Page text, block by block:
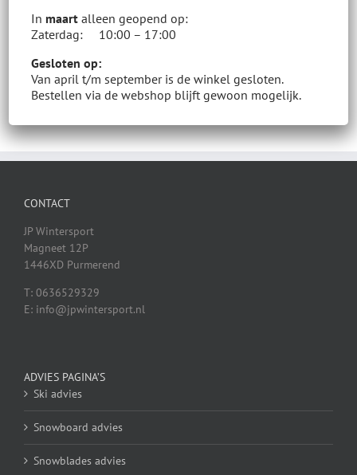
In de winkel hebben wij een vele malen groter aanbod.
Ons aanbod wisselt met de dag. Kom gerust eens langs.
CONTACT
JP Wintersport
Magneet 12P
1446XD Purmerend
T: 0636529329
E: info@jpwintersport.nl
ADVIES PAGINA’S
Ski advies
Snowboard advies
Snowblades advies
In maart alleen geopend op:
Zaterdag: 10:00 – 17:00
Gesloten op:
Van april t/m september is de winkel gesloten.
Bestellen via de webshop blijft gewoon mogelijk.